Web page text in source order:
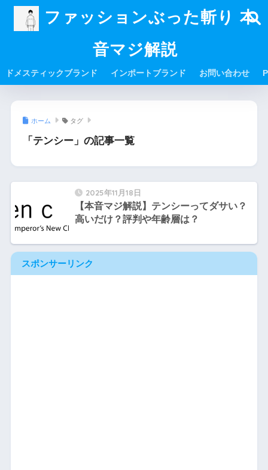
ファッションぶった斬り 本
音マジ解説
ドメスティックブランド インポートブランド お問い合わせ
ホーム タグ
「テンシー」の記事一覧
2025年11月18日
【本音マジ解説】テンシーってダサい？
高いだけ？評判や年齢層は？
スポンサーリンク